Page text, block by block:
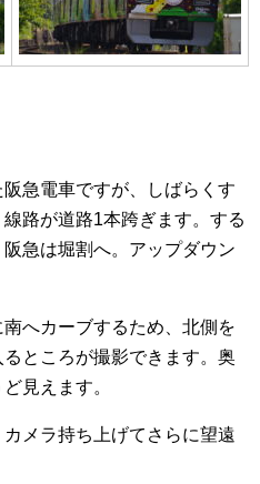
急電車ですが、しばらくす
路が道路1本跨ぎます。する
急は堀割へ。アップダウン
へカーブするため、北側を
ところが撮影できます。奥
見えます。
メラ持ち上げてさらに望遠